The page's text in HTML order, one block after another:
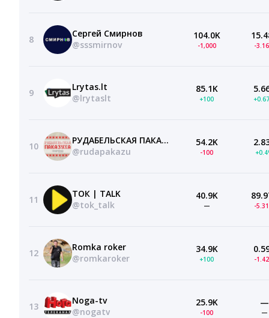
8
Сергей Смирнов
@sssmirnov
104.0K
-1,000 -
9
Lrytas.lt
@lrytaslt
85.1K
+100
10
РУДАБЕЛЬСКАЯ ПАКАЗУХА
@rudapakazu
54.2K
-100
11
ТОК | TALK
@tok_talk
40.9K
— -
12
Romka roker
@romkaroker
34.9K
+100 -
13
Noga-tv
@nogatv
25.9K
-100
—
—